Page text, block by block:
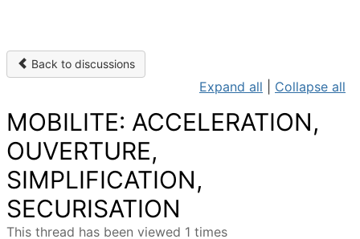
Back to discussions
Expand all Collapse all
MOBILITE: ACCELERATION,
OUVERTURE,
SIMPLIFICATION,
SECURISATION
This thread has been viewed 1 times